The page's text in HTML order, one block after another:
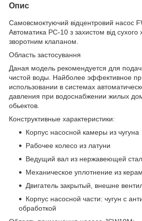
Опис
Самовсмоктуючий відцентровий насос
Автоматика РС-10 з захистом від сухого
зворотним клапаном.
Область застосування
Даная модель рекомендуется для
чистой воды. Найболее эффективное
использовании в системах
давления при водоснабжении жилых
обьектов.
Конструктивные характеристики:
Корпус насосной камеры из чугуна
Рабочее колесо из латуни
Ведущий вал из нержавеющей
Механическое уплотнение из
Двигатель закрытый, внешне
Корпус насосной части: чугун с
обработкой